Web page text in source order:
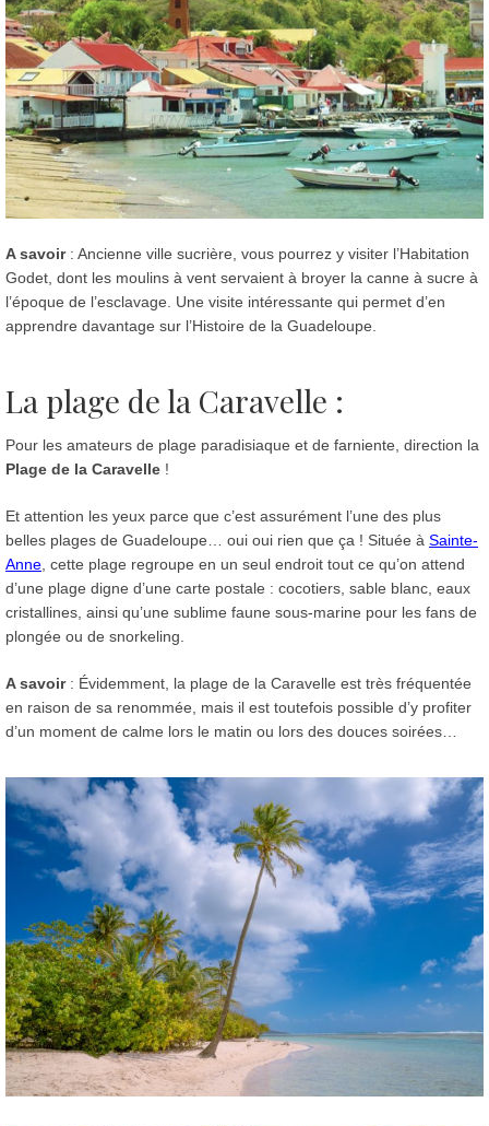
A savoir: Ancienne ville sucrière, vous pourrez y visiter l’Habitation
Godet, dont les moulins à vent servaient à broyer la canne à sucre à
l’époque de l’esclavage. Une visite intéressante qui permet d’en
apprendre davantage sur l’Histoire de la Guadeloupe.
La plage de la Caravelle :
Pour les amateurs de plage paradisiaque et de farniente, direction la
Plage de la Caravelle !
Et attention les yeux parce que c’est assurément l’une des plus
belles plages de Guadeloupe… oui oui rien que ça ! Située à Sainte-
Anne , cette plage regroupe en un seul endroit tout ce qu’on attend
d’une plage digne d’une carte postale : cocotiers, sable blanc, eaux
cristallines, ainsi qu’une sublime faune sous-marine pour les fans de
plongée ou de snorkeling.
A savoir: Évidemment, la plage de la Caravelle est très fréquentée
en raison de sa renommée, mais il est toutefois possible d’y profiter
d’un moment de calme lors le matin ou lors des douces soirées…